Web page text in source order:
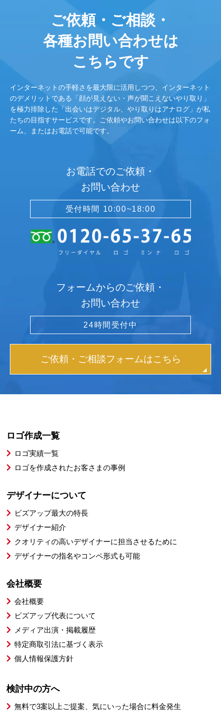
ご依頼・ご相談・
各種お問い合わせは
こちらです
インターネットの手軽さを最大限に活用しつつ、インターネット
のデメリットである「顔が見えない・声が聞こえないやり取り」
を極力排除した「出会いはデジタル、やり取りはアナログ」が私
たちの目指すサービスです。ご依頼やお問い合わせは以下のフォ
ーム、またはお電話で可能です。
お電話でのご依頼・
お問い合わせ
受付時間 10:00~18:00
フォームからのご依頼・
お問い合わせ
24時間受付中
ご依頼・ご相談フォームはこちら
ロゴ作成一覧
ロゴ実績一覧
ロゴを作成されたお客さまの事例
デザイナーについて
ビズアップ最大の特長
デザイナー紹介
クオリティの高いデザイナーに担当させるために
デザイナーの指名やコンペ形式も可能
会社概要
会社概要
ビズアップ代表について
メディア出演・掲載履歴
特定商取引法に基づく表示
個人情報保護方針
検討中の方へ
無料で3案以上ご提案、気にいった場合に料金発生